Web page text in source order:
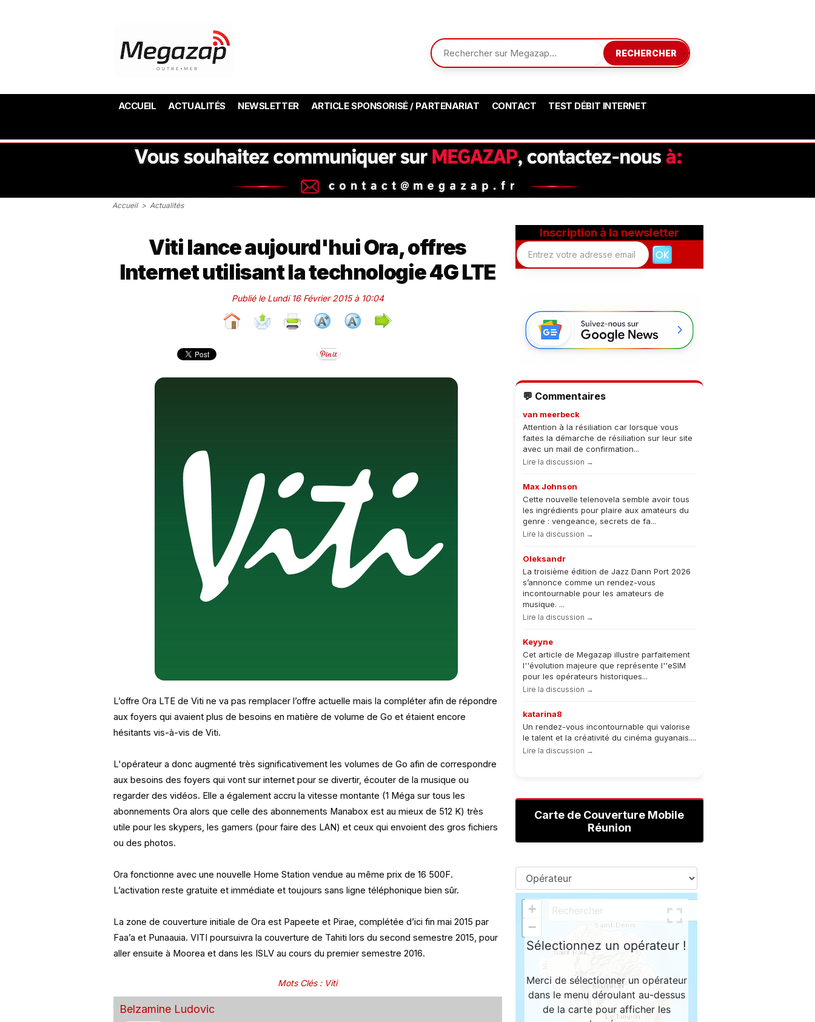
RECHERCHER
ACCUEIL ACTUALITÉS NEWSLETTER ARTICLE SPONSORISÉ / PARTENARIAT CONTACT TEST DÉBIT INTERNET
Accueil > Actualités
Viti lance aujourd'hui Ora, offres
Internet utilisant la technologie 4G LTE
Publié le Lundi 16 Février 2015 à 10:04
L’offre Ora LTE de Viti ne va pas remplacer l’offre actuelle mais la compléter afin de répondre
aux foyers qui avaient plus de besoins en matière de volume de Go et étaient encore
hésitants vis-à-vis de Viti.
L'opérateur a donc augmenté très significativement les volumes de Go afin de correspondre
aux besoins des foyers qui vont sur internet pour se divertir, écouter de la musique ou
regarder des vidéos. Elle a également accru la vitesse montante (1 Méga sur tous les
abonnements Ora alors que celle des abonnements Manabox est au mieux de 512 K) très
utile pour les skypers, les gamers (pour faire des LAN) et ceux qui envoient des gros fichiers
ou des photos.
Ora fonctionne avec une nouvelle Home Station vendue au même prix de 16 500F.
L’activation reste gratuite et immédiate et toujours sans ligne téléphonique bien sûr.
La zone de couverture initiale de Ora est Papeete et Pirae, complétée d’ici fin mai 2015 par
Faa’a et Punaauia. VITI poursuivra la couverture de Tahiti lors du second semestre 2015, pour
aller ensuite à Moorea et dans les ISLV au cours du premier semestre 2016.
Mots Clés: Viti
Belzamine Ludovic
Inscription à la newsletter
💬 Commentaires
van meerbeck
Attention à la résiliation car lorsque vous
faites la démarche de résiliation sur leur site
avec un mail de confirmation...
Lire la discussion →
Max Johnson
Cette nouvelle telenovela semble avoir tous
les ingrédients pour plaire aux amateurs du
genre : vengeance, secrets de fa...
Lire la discussion →
Oleksandr
La troisième édition de Jazz Dann Port 2026
s’annonce comme un rendez-vous
incontournable pour les amateurs de
musique. ...
Lire la discussion →
Keyyne
Cet article de Megazap illustre parfaitement
l''évolution majeure que représente l''eSIM
pour les opérateurs historiques...
Lire la discussion →
katarina8
Un rendez-vous incontournable qui valorise
le talent et la créativité du cinéma guyanais....
Lire la discussion →
Carte de Couverture Mobile
Réunion